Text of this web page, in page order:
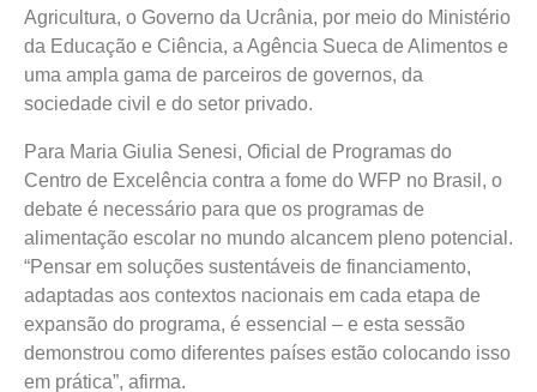
Agricultura, o Governo da Ucrânia, por meio do Ministério
da Educação e Ciência, a Agência Sueca de Alimentos e
uma ampla gama de parceiros de governos, da
sociedade civil e do setor privado.
Para Maria Giulia Senesi, Oficial de Programas do
Centro de Excelência contra a fome do WFP no Brasil, o
debate é necessário para que os programas de
alimentação escolar no mundo alcancem pleno potencial.
“Pensar em soluções sustentáveis de financiamento,
adaptadas aos contextos nacionais em cada etapa de
expansão do programa, é essencial – e esta sessão
demonstrou como diferentes países estão colocando isso
em prática”, afirma.